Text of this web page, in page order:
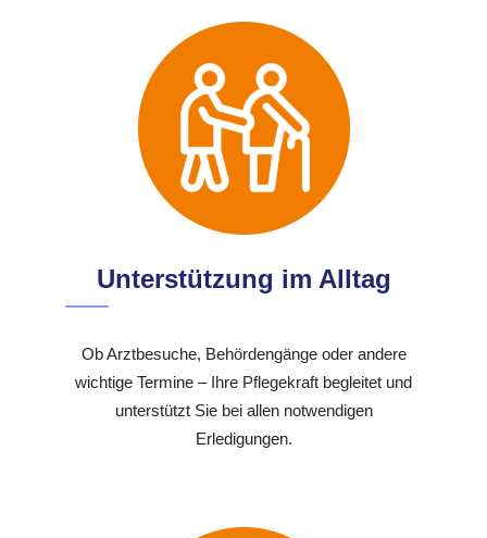
Unterstützung im Alltag
Ob Arztbesuche, Behördengänge oder andere
wichtige Termine – Ihre Pflegekraft begleitet und
unterstützt Sie bei allen notwendigen
Erledigungen.